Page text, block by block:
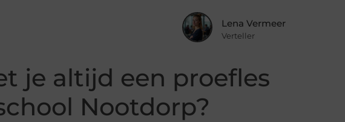
Lena Vermeer
Verteller
je altijd een proefles
Nootdorp?